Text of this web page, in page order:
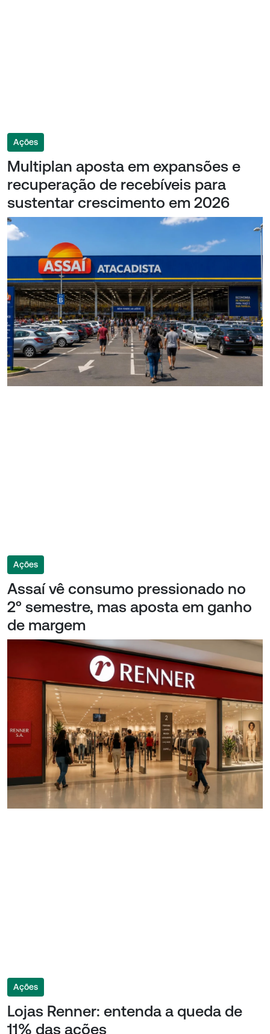
Ações
Multiplan aposta em expansões e
recuperação de recebíveis para
sustentar crescimento em 2026
Ações
Assaí vê consumo pressionado no
2º semestre, mas aposta em ganho
de margem
Ações
Lojas Renner: entenda a queda de
11% das ações